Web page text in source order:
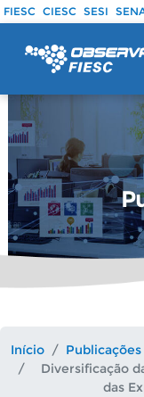
Pular para o
FIESC CIESC SESI
Início
Publicações
Diversificação
das